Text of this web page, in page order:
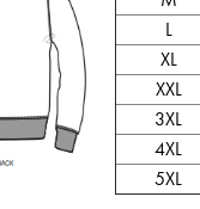
L
XL
XXL
3XL
4XL
5XL